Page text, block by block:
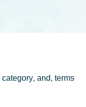
category, and, terms